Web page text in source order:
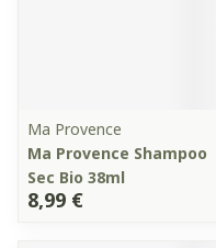
Ma Provence
Ma Provence Shampoo
Sec Bio 38ml
8,99 €